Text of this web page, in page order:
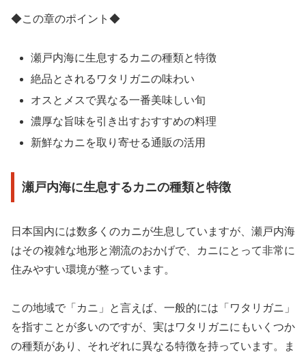
◆この章のポイント◆
瀬戸内海に生息するカニの種類と特徴
絶品とされるワタリガニの味わい
オスとメスで異なる一番美味しい旬
濃厚な旨味を引き出すおすすめの料理
新鮮なカニを取り寄せる通販の活用
瀬戸内海に生息するカニの種類と特徴
日本国内には数多くのカニが生息していますが、瀬戸内海
はその複雑な地形と潮流のおかげで、カニにとって非常に
住みやすい環境が整っています。
この地域で「カニ」と言えば、一般的には「ワタリガニ」
を指すことが多いのですが、実はワタリガニにもいくつか
の種類があり、それぞれに異なる特徴を持っています。ま